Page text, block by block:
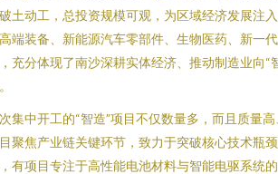
土动工，总投资规模可观，为区域经济发展注
端装备、新能源汽车零部件、生物医药、新一
充分体现了南沙深耕实体经济、推动制造业向“
集中开工的“智造”项目不仅数量多，而且质量
聚焦产业链关键环节，致力于突破核心技术瓶
有项目专注于高性能电池材料与智能电驱系统